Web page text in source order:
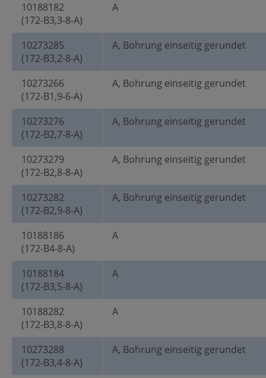
10188182
(172-B3,3-8-A)
A
10273285
(172-B3,2-8-A)
A, Bohrung einseitig gerundet
10273266
(172-B1,9-6-A)
A, Bohrung einseitig gerundet
10273276
(172-B2,7-8-A)
A, Bohrung einseitig gerundet
10273279
(172-B2,8-8-A)
A, Bohrung einseitig gerundet
10273282
(172-B2,9-8-A)
A, Bohrung einseitig gerundet
10188186
(172-B4-8-A)
A
10188184
(172-B3,5-8-A)
A
10188282
(172-B3,8-8-A)
A
10273288
(172-B3,4-8-A)
A, Bohrung einseitig gerundet